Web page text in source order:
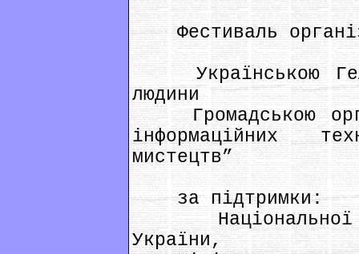
Фестиваль
Українською
людини
Громадською
інформаційних
мистецтв”
за підтримки:
Національної
України,